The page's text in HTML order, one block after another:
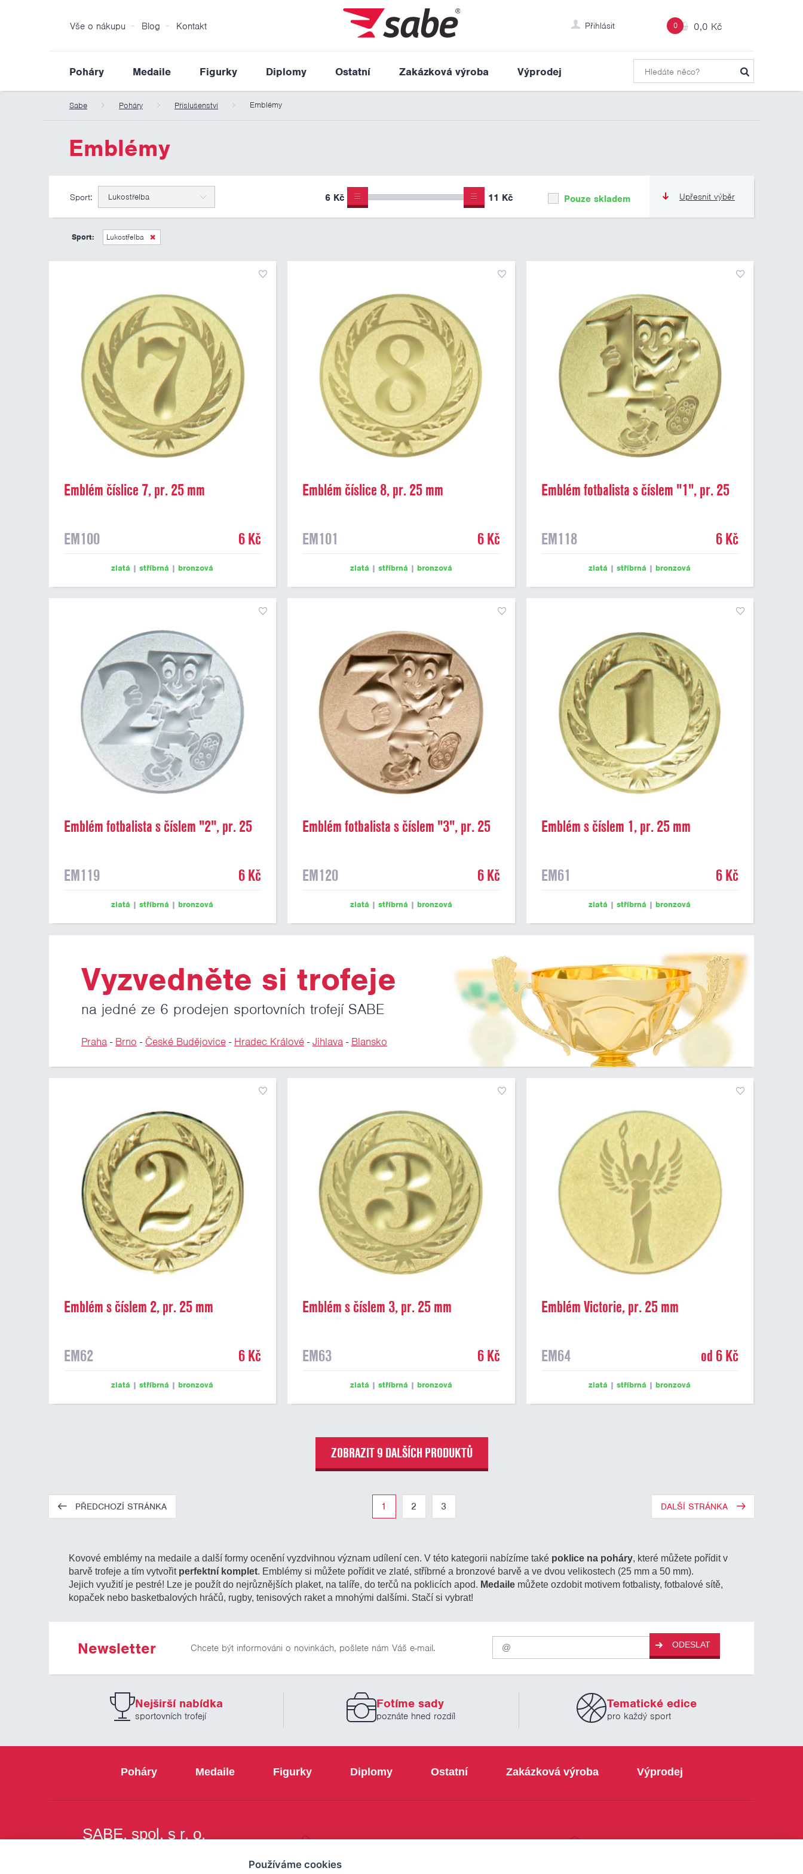
0 0,0 Kč
Přihlásit
Vše o nákupu Blog Kontakt
Poháry Medaile Figurky Diplomy Ostatní Zakázková výroba Výprodej
Sabe Poháry Příslušenství Emblémy
Emblémy
Upřesnit výběr
Sport: Lukostřelba Pouze skladem
6 Kč 11 Kč
Sport: Lukostřelba
Emblém číslice 7, pr. 25 mm
EM100 6 Kč
zlatá |stříbrná | bronzová
Emblém číslice 8, pr. 25 mm
EM101 6 Kč
zlatá | stříbrná | bronzová
Emblém fotbalista s číslem "1", pr. 25
EM118
6 Kč
zlatá |stříbrná | bronzová
Emblém fotbalista s číslem "2", pr. 25
EM119
6 Kč
zlatá |stříbrná | bronzová
Emblém fotbalista s číslem "3", pr. 25
EM120
6 Kč
zlatá | stříbrná | bronzová
Emblém s číslem 1, pr. 25 mm
EM61 6 Kč
zlatá |stříbrná | bronzová
Vyzvedněte si trofeje
na jedné ze 6 prodejen sportovních trofejí SABE
Praha- Brno - České Budějovice- Hradec Králové-Jihlava- Blansko
Emblém s číslem 2, pr. 25 mm
EM62 6 Kč
zlatá |stříbrná | bronzová
Emblém s číslem 3, pr. 25 mm
EM63 6 Kč
zlatá | stříbrná | bronzová
Emblém Victorie, pr. 25 mm
EM64 od 6 Kč
zlatá |stříbrná | bronzová
ZOBRAZIT 9 DALŠÍCH PRODUKTŮ
PŘEDCHOZÍ STRÁNKA 1 2 3 DALŠÍ STRÁNKA
Kovové emblémy na medaile a další formy ocenění vyzdvihnou význam udílení cen. V této kategorii nabízíme také poklice na poháry, které můžete pořídit v
barvě trofeje a tím vytvořit perfektní komplet. Emblémy si můžete pořídit ve zlaté, stříbrné a bronzové barvě a ve dvou velikostech (25 mm a 50 mm).
Jejich využití je pestré! Lze je použít do nejrůznějších plaket, na talíře, do terčů na poklicích apod. Medaile můžete ozdobit motivem fotbalisty, fotbalové sítě,
kopaček nebo basketbalových hráčů, rugby, tenisových raket a mnohými dalšími. Stačí si vybrat!
Newsletter Chcete být informováni o novinkách, pošlete nám Váš e-mail.
Pro
odběr
našich
novinek
ODESLAT
Nejširší nabídka
sportovních trofejí
Fotíme sady
poznáte hned rozdíl
Tematické edice
pro každý sport
Poháry Medaile Figurky Diplomy Ostatní Zakázková výroba Výprodej
SABE, spol. s r. o.
Používáme cookies